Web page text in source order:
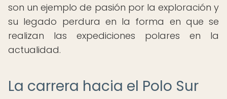
son un ejemplo de pasión por la exploración y
su legado perdura en la forma en que se
realizan las expediciones polares en la
actualidad.
La carrera hacia el Polo Sur